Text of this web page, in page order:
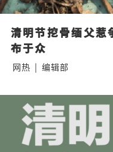
清明节挖骨缅父惹
布于众
网热 | 编辑部